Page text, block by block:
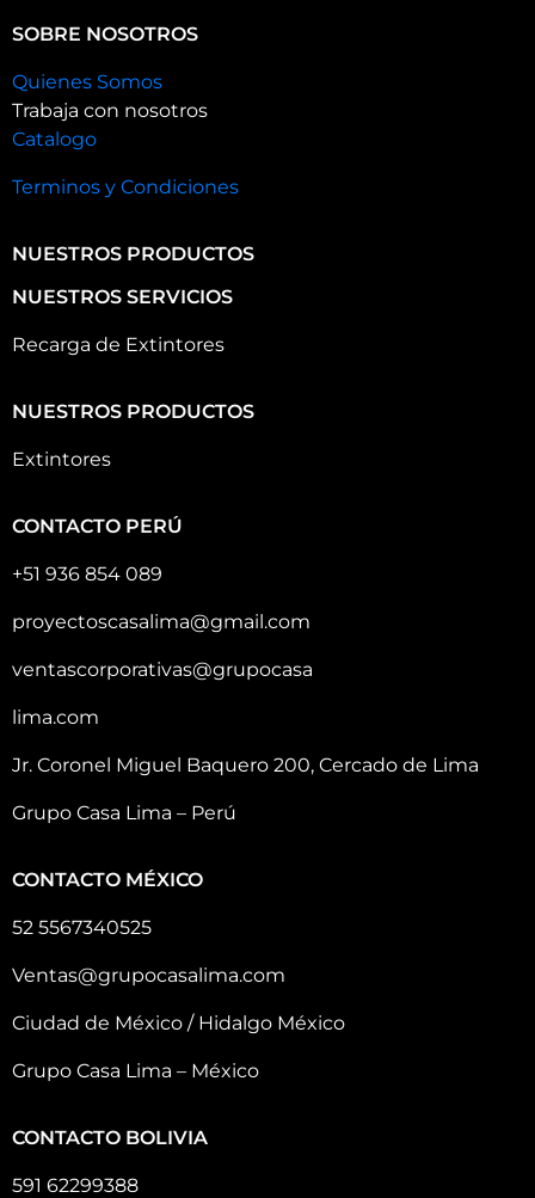
SOBRE NOSOTROS
Quienes Somos
Trabaja con nosotros
Catalogo
Terminos y Condiciones
NUESTROS PRODUCTOS
NUESTROS SERVICIOS
Recarga de Extintores
NUESTROS PRODUCTOS
Extintores
CONTACTO PERÚ
+51 936 854 089
proyectoscasalima@gmail.com
ventascorporativas@grupocasa
lima.com
Jr. Coronel Miguel Baquero 200, Cercado de Lima
Grupo Casa Lima – Perú
CONTACTO MÉXICO
52 5567340525
Ventas@grupocasalima.com
Ciudad de México / Hidalgo México
Grupo Casa Lima – México
CONTACTO BOLIVIA
591 62299388